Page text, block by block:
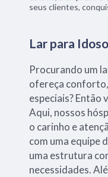
seus clientes,
Lar para
Procurando um
ofereça
especiais? Então
Aqui, nossos
o carinho e
com uma equipe
uma estrutura
necessidades.